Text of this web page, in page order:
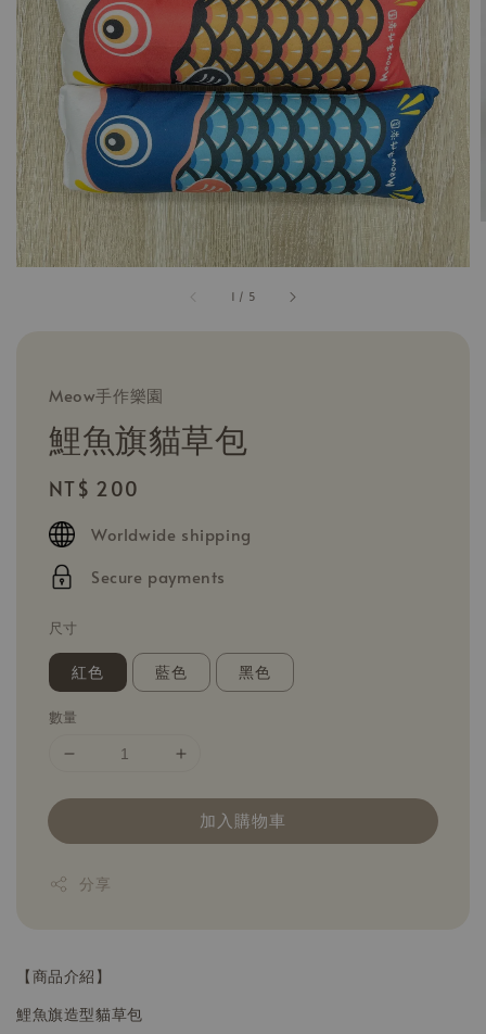
1 / 5
Meow手作樂園
鯉魚旗貓草包
Regular
price
NT$ 200
Worldwide shipping
Secure payments
尺寸
紅色 藍色 黑色
數量
加入購物車
分享
【商品介紹】
鯉魚旗造型貓草包